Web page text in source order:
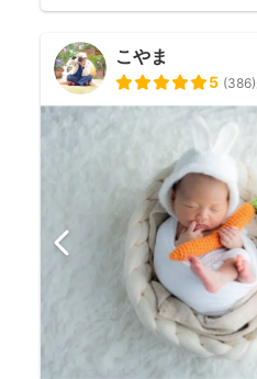
こやま
5 (386)